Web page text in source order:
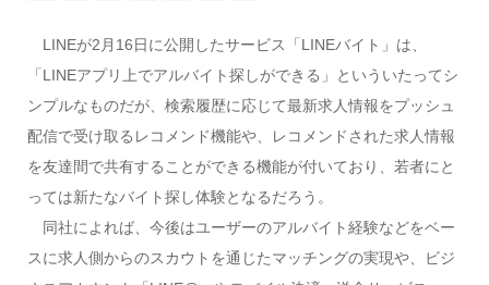
LINEが2月16日に公開したサービス「LINEバイト」は、
「LINEアプリ上でアルバイト探しができる」といういたってシ
ンプルなものだが、検索履歴に応じて最新求人情報をプッシュ
配信で受け取るレコメンド機能や、レコメンドされた求人情報
を友達間で共有することができる機能が付いており、若者にと
っては新たなバイト探し体験となるだろう。
同社によれば、今後はユーザーのアルバイト経験などをベー
スに求人側からのスカウトを通じたマッチングの実現や、ビジ